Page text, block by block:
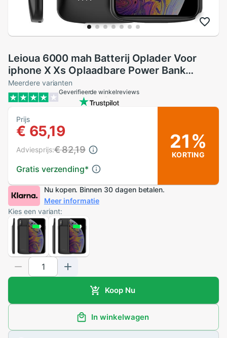
Leioua 6000 mah Batterij Oplader Voor
iphone X Xs Oplaadbare Power Bank
Externe Backup Charger Case Voor iPhone
X XS
Meerdere varianten
Geverifieerde winkelreviews
Prijs
€ 65,19
Gratis verzending*
Adviesprijs:€ 82,19 21%
KORTING
Nu kopen. Binnen 30 dagen betalen.
Meer informatie
Kies een variant:
Koop Nu
In winkelwagen